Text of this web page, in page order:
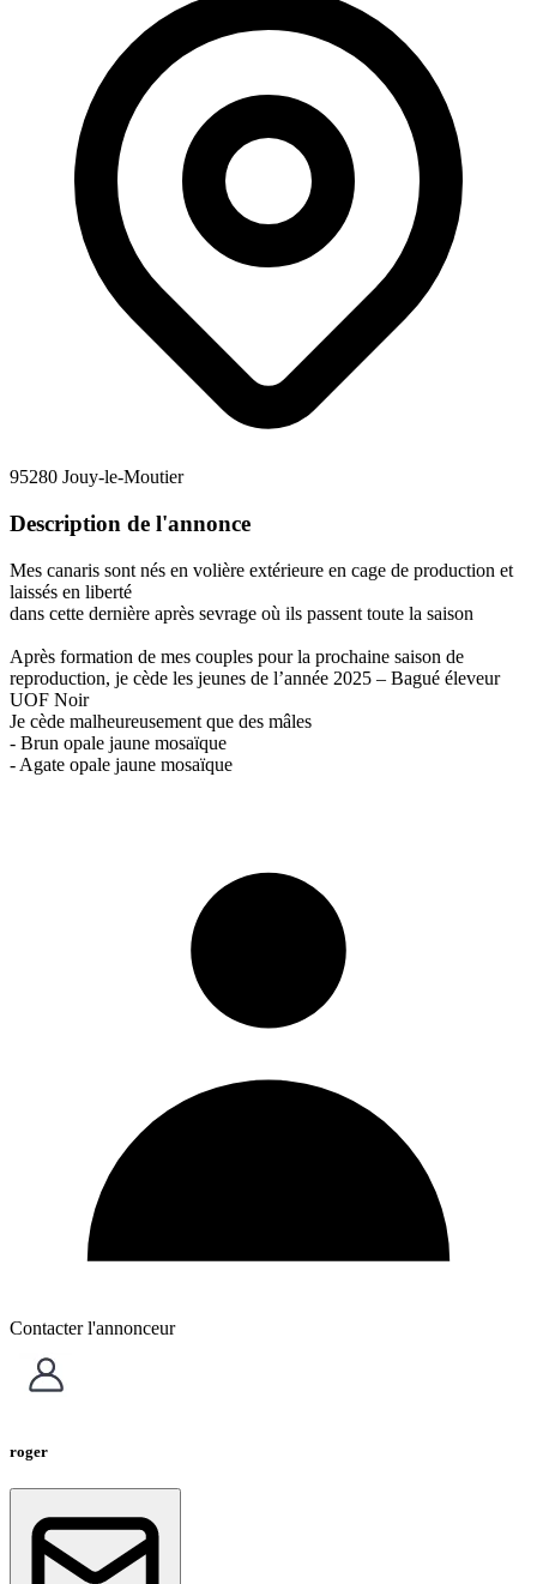
95280 Jouy-le-Moutier
Description de l'annonce
Mes canaris sont nés en volière extérieure en cage de production et
laissés en liberté
dans cette dernière après sevrage où ils passent toute la saison
Après formation de mes couples pour la prochaine saison de
reproduction, je cède les jeunes de l’année 2025 – Bagué éleveur
UOF Noir
Je cède malheureusement que des mâles
- Brun opale jaune mosaïque
- Agate opale jaune mosaïque
Contacter l'annonceur
roger